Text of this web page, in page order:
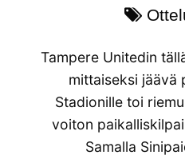
Tampere Unitedin
mittaiseksi jäävä
Stadionille toi
voiton
Samalla